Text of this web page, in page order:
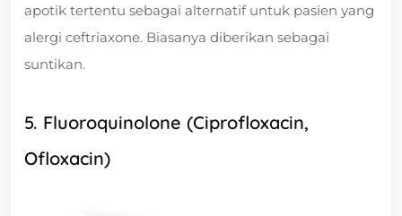
apotik tertentu sebagai alternatif untuk pasien yang
alergi ceftriaxone. Biasanya diberikan sebagai
suntikan.
5. Fluoroquinolone (Ciprofloxacin,
Ofloxacin)